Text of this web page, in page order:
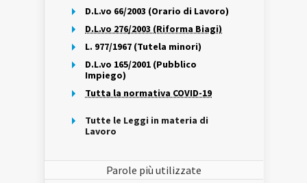
D.L.vo 66/2003 (Orario di Lavoro)
D.L.vo 276/2003 (Riforma Biagi)
L. 977/1967 (Tutela minori)
D.L.vo 165/2001 (Pubblico
Impiego)
Tutta la normativa COVID-19
Tutte le Leggi in materia di
Lavoro
Parole più utilizzate